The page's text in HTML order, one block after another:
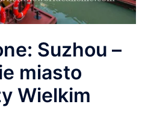
Suzhou –
miasto
Wielkim